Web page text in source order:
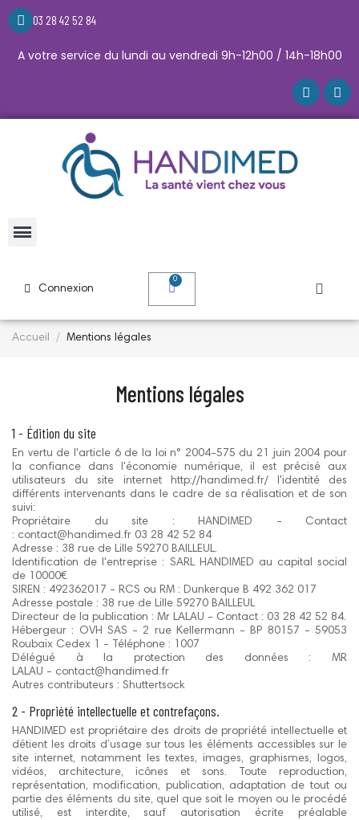
03 28 42 52 84
A votre service du lundi au vendredi 9h-12h00 / 14h-18h00
Connexion
Accueil Mentions légales
Mentions légales
1 - Édition du site
En vertu de l'article 6 de la loi n° 2004-575 du 21 juin 2004 pour
la confiance dans l'économie numérique, il est précisé aux
utilisateurs du site internet http://handimed.fr/ l'identité des
différents intervenants dans le cadre de sa réalisation et de son
suivi:
Propriétaire du site : HANDIMED - Contact
: contact@handimed.fr 03 28 42 52 84
Adresse : 38 rue de Lille 59270 BAILLEUL.
Identification de l'entreprise : SARL HANDIMED au capital social
de 10000€
SIREN : 492362017 - RCS ou RM : Dunkerque B 492 362 017
Adresse postale : 38 rue de Lille 59270 BAILLEUL
Directeur de la publication : Mr LALAU - Contact : 03 28 42 52 84.
Hébergeur : OVH SAS - 2 rue Kellermann - BP 80157 - 59053
Roubaix Cedex 1 - Téléphone : 1007
Délégué à la protection des données : MR
LALAU - contact@handimed.fr
Autres contributeurs : Shuttertsock
2 - Propriété intellectuelle et contrefaçons.
HANDIMED est propriétaire des droits de propriété intellectuelle et
détient les droits d’usage sur tous les éléments accessibles sur le
site internet, notamment les textes, images, graphismes, logos,
vidéos, architecture, icônes et sons. Toute reproduction,
représentation, modification, publication, adaptation de tout ou
partie des éléments du site, quel que soit le moyen ou le procédé
utilisé, est interdite, sauf autorisation écrite préalable